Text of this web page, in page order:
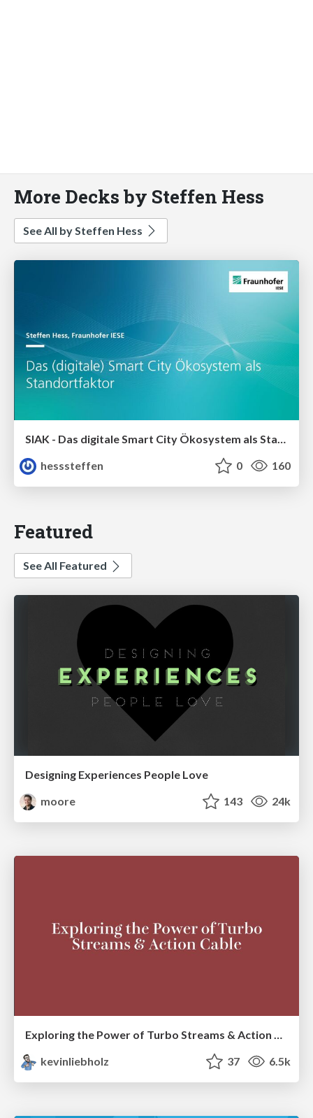
More Decks by Steffen Hess
See All by Steffen Hess
SIAK - Das digitale Smart City Ökosystem als Standortfaktor
hesssteffen
0 160
Featured
See All Featured
Designing Experiences People Love
moore
143 24k
Exploring the Power of Turbo Streams & Action Cable | RailsConf2023
kevinliebholz
37 6.5k